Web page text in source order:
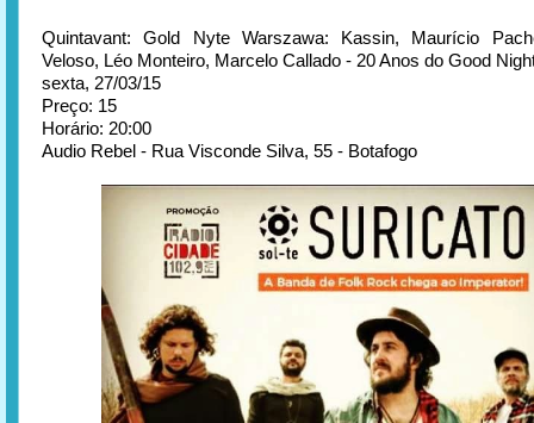
Quintavant: Gold Nyte Warszawa: Kassin, Maurício
Veloso, Léo Monteiro, Marcelo Callado - 20 Anos do Good
sexta, 27/03/15
Preço: 15
Horário: 20:00
Audio Rebel - Rua Visconde Silva, 55 - Botafogo